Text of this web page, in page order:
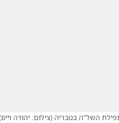
השל"ה בטבריה (צילום: יהודה וייס